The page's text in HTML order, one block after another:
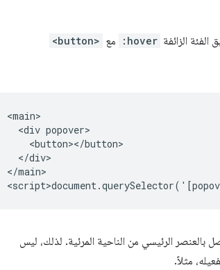
الفئة الزائفة :hover مع <button>
<main>
  <div popover>
    <button></button>
  </div>
</main>
الرئيسي من الناحية المرئية. لذلك، ليس
مثلاً.